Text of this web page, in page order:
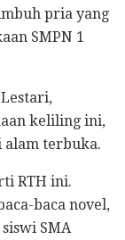
pria yang
SMPN 1
keliling ini,
alam terbuka.
RTH ini.
baca novel,
SMA